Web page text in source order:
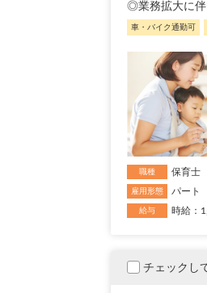
◎業務拡大に伴
車・バイク通勤可
職種 保育士
雇用形態 パート
給与 時給：
チェックし